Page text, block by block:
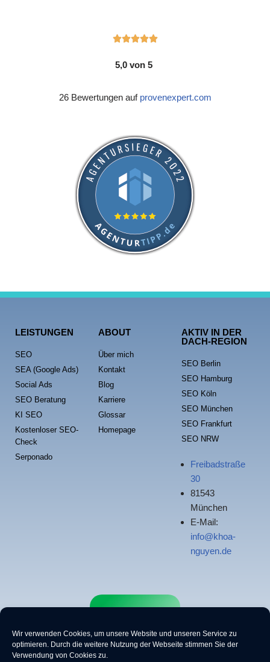
Wir verwenden Cookies, um unsere Website und unseren Service zu
optimieren. Durch die weitere Nutzung der Webseite stimmen Sie der
Verwendung von Cookies zu.

5,0 von 5
26 Bewertungen auf provenexpert.com
LEISTUNGEN
SEO
SEA (Google Ads)
Social Ads
SEO Beratung
KI SEO
Kostenloser SEO-
Check
Serponado
ABOUT
Über mich
Kontakt
Blog
Karriere
Glossar
Homepage
AKTIV IN DER
DACH-REGION
SEO Berlin
SEO Hamburg
SEO Köln
SEO München
SEO Frankfurt
SEO NRW
Freibadstraße
30
81543
München
E-Mail:
info@khoa-
nguyen.de